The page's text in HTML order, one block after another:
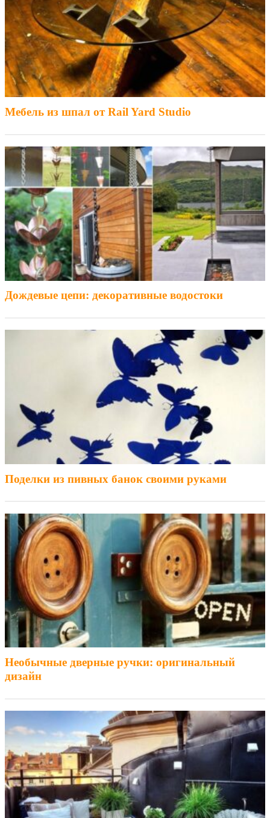
Мебель из шпал от Rail Yard Studio
Дождевые цепи: декоративные водостоки
Поделки из пивных банок своими руками
Необычные дверные ручки: оригинальный
дизайн